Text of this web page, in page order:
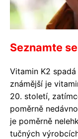
Seznamte
Vitamin K2
známější je
20. století,
poměrně
je poměrně
tučných